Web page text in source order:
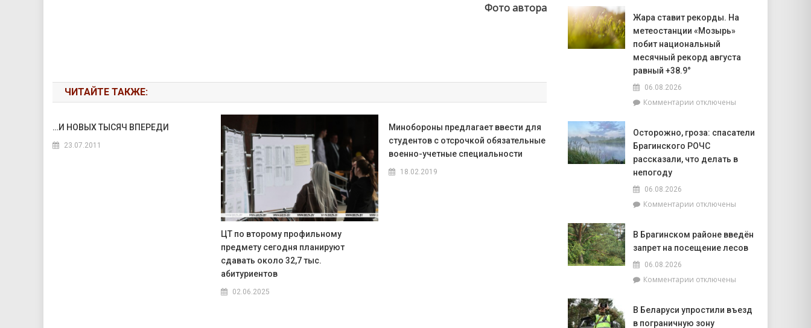
Фото автора
ЧИТАЙТЕ ТАКЖЕ:
…И НОВЫХ ТЫСЯЧ ВПЕРЕДИ
23.07.2011
ЦТ по второму профильному
предмету сегодня планируют
сдавать около 32,7 тыс.
абитуриентов
02.06.2025
Минобороны предлагает ввести для
студентов с отсрочкой обязательные
военно-учетные специальности
18.02.2019
7
августа
Зенкевич
проверила
готовность
торговых
учебного
Жара ставит рекорды. На
метеостанции «Мозырь»
побит национальный
месячный рекорд августа
равный +38.9°
06.08.2026
Комментариик
ставит
рекорды.
На
национальный
августа
равный
отключены
Осторожно, гроза: спасатели
Брагинского РОЧС
рассказали, что делать в
непогоду
06.08.2026
Комментариик
гроза:
спасатели
рассказали,
делать
отключены
В Брагинском районе введён
запрет на посещение лесов
06.08.2026
Комментариик
Брагинском
районе
отключены
В Беларуси упростили въезд
в пограничную зону